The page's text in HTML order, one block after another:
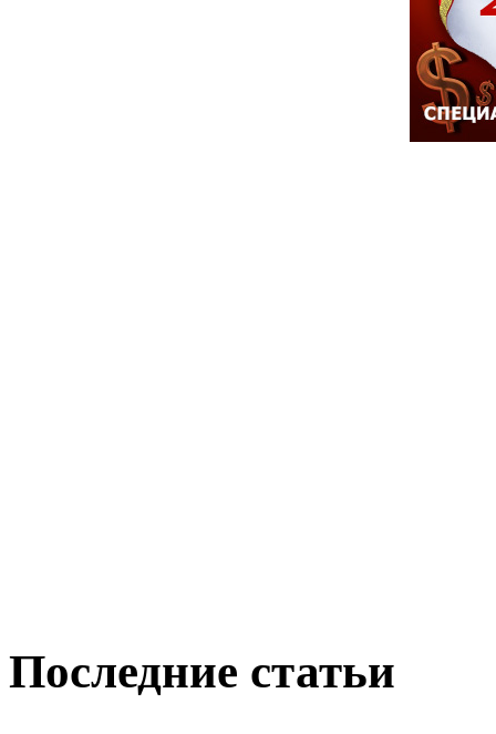
Последние статьи